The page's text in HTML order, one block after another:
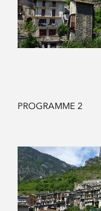
PROGRAMME 2